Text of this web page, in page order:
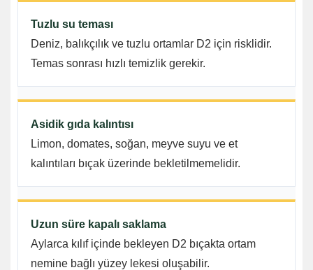
Tuzlu su teması
Deniz, balıkçılık ve tuzlu ortamlar D2 için risklidir.
Temas sonrası hızlı temizlik gerekir.
Asidik gıda kalıntısı
Limon, domates, soğan, meyve suyu ve et
kalıntıları bıçak üzerinde bekletilmemelidir.
Uzun süre kapalı saklama
Aylarca kılıf içinde bekleyen D2 bıçakta ortam
nemine bağlı yüzey lekesi oluşabilir.